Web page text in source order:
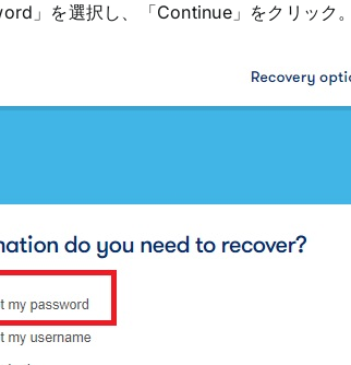
」を選択し、「Continue」をクリック。